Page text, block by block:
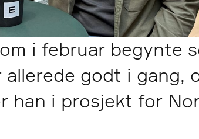
i februar begynte
godt i gang,
han i prosjekt for